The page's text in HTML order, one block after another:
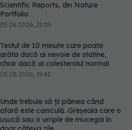
Testul de 10 minute care poate
arăta dacă ai nevoie de statine,
chiar dacă ai colesterolul normal
Unde trebuie să ții pâinea când
afară este caniculă. Greșeala care o
05.08.2026, 18:33
Primele 5 semne ale bolii Parkinson